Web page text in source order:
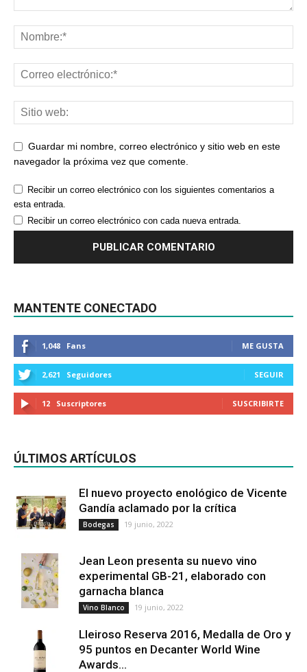
Guardar mi nombre, correo electrónico y sitio web en este
navegador la próxima vez que comente.
Recibir un correo electrónico con los siguientes comentarios a
esta entrada.
Recibir un correo electrónico con cada nueva entrada.
MANTENTE CONECTADO
1,048 Fans ME GUSTA
2,621 Seguidores SEGUIR
12 Suscriptores SUSCRIBIRTE
ÚLTIMOS ARTÍCULOS
El nuevo proyecto enológico de Vicente
Gandía aclamado por la crítica
Bodegas 19 junio, 2022
Jean Leon presenta su nuevo vino
experimental GB-21, elaborado con
garnacha blanca
Vino Blanco 19 junio, 2022
Lleiroso Reserva 2016, Medalla de Oro y
95 puntos en Decanter World Wine
Awards...